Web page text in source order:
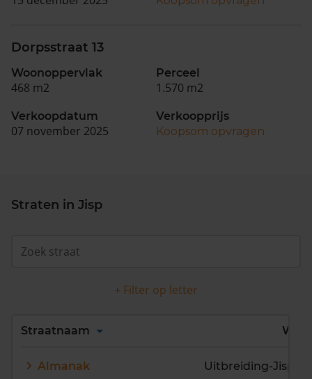
Dorpsstraat 13
Woonoppervlak
468 m2
Perceel
1.570 m2
Verkoopdatum
07 november 2025
Verkoopprijs
Koopsom opvragen
Straten in Jisp
+ Filter op letter
Alles
Straatnaam Wijk
Almanak Uitbreiding-Jisp